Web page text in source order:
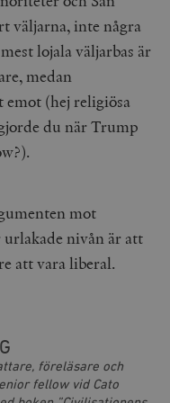
väljarna, inte några
lojala väljarbas är
medan
(hej religiösa
du när Trump
mot
nivån är att
att vara liberal.
föreläsare och
fellow vid Cato
Inc.
Hotjar Ltd